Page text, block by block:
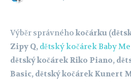
Výběr správnéhokočárku
Zipy Q, dětský kočárek Baby
dětský kočárek Riko Piano,
Basic, dětský kočárek Kunert